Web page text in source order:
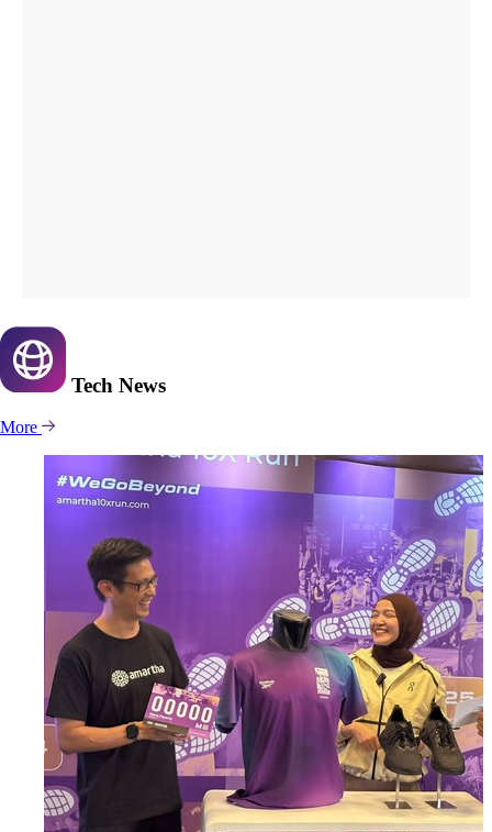
Tech News
More